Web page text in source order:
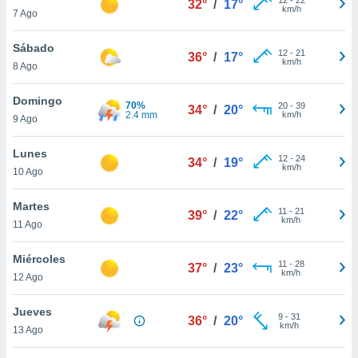
más
nuestra
y
de
disponible
cookies
aceptar
7 Ago
32° / 17°
km/h
Sábado
8 Ago
36° / 17° 12- 21
km/h
Domingo
9 Ago
70%
2.4 mm
34° / 20° 20- 39
km/h
Lunes
10 Ago
34° / 19° 12- 24
km/h
Martes
11 Ago
39° / 22° 11 - 21
km/h
Miércoles
12 Ago
37° / 23° 11 - 28
km/h
Jueves
13 Ago
36° / 20° 9- 31
km/h